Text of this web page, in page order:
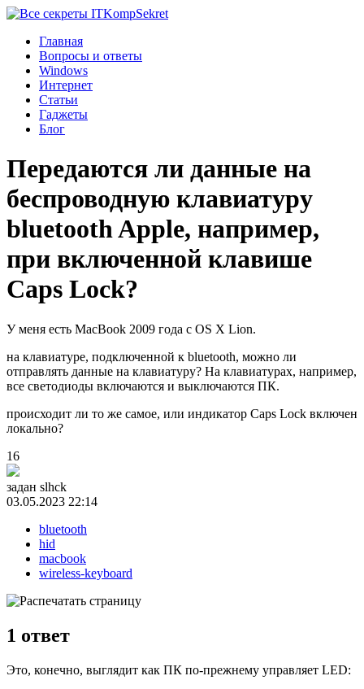
KompSekret
Главная
Вопросы и ответы
Windows
Интернет
Статьи
Гаджеты
Блог
Передаются ли данные на
беспроводную клавиатуру
bluetooth Apple, например,
при включенной клавише
Caps Lock?
У меня есть MacBook 2009 года с OS X Lion.
на клавиатуре, подключенной к bluetooth, можно ли
отправлять данные на клавиатуру? На клавиатурах, например,
все светодиоды включаются и выключаются ПК.
происходит ли то же самое, или индикатор Caps Lock включен
локально?
16
задан slhck
03.05.2023 22:14
bluetooth
hid
macbook
wireless-keyboard
1 ответ
Это, конечно, выглядит как ПК по-прежнему управляет LED: